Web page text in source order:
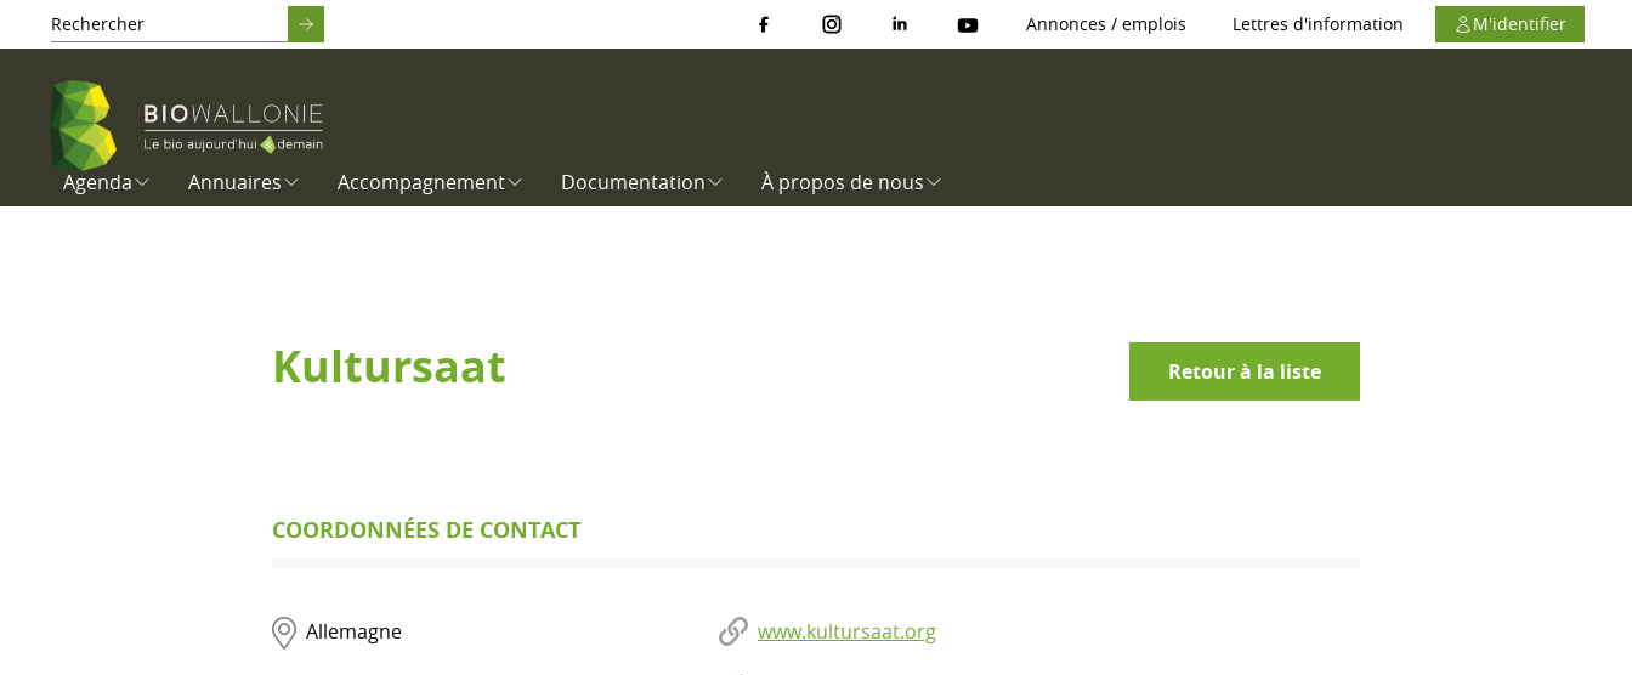
Annonces / emplois Lettres d'information M'identifier
Agenda Annuaires Accompagnement Documentation À propos de nous
Kultursaat Retour à la liste
COORDONNÉES DE CONTACT
Allemagne www.kultursaat.org